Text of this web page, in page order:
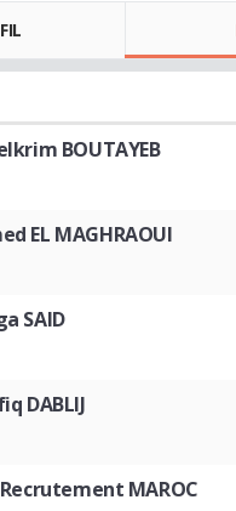
BOUTAYEB
EL MAGHRAOUI
SAID
DABLIJ
MAROC